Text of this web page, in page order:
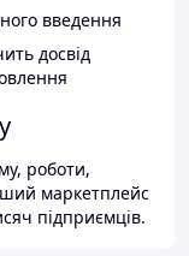
введення
досвід
роботи,
маркетплейс
підприємців.